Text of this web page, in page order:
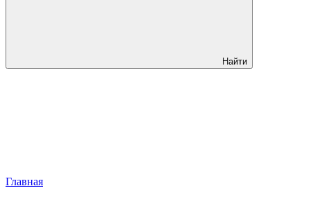
Найти
Главная